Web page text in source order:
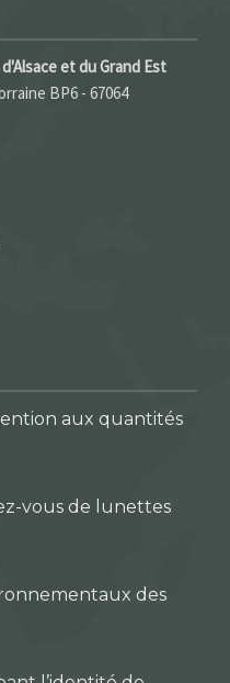
et du Grand Est
BP6 - 67064
aux quantités
vous de lunettes
des